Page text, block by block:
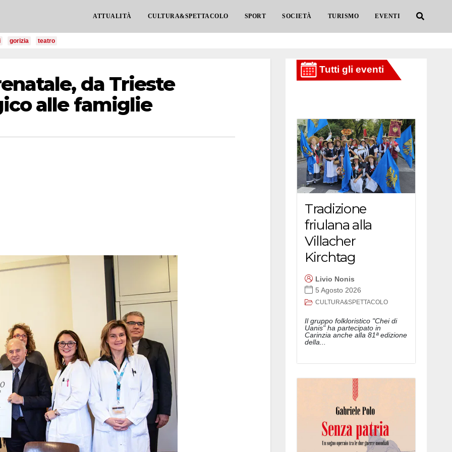
ATTUALITÀ CULTURA&SPETTACOLO SPORT SOCIETÀ TURISMO EVENTI
gorizia teatro
da Trieste
alle famiglie
Tradizione
friulana alla
Villacher
Kirchtag
Livio Nonis
5 Agosto 2026
CULTURA&SPETTACOLO
Il gruppo folkloristico "Chei di
Uanis" ha partecipato in
Carinzia anche alla 81ª edizione
della...